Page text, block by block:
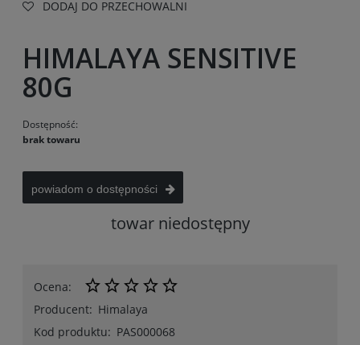
DODAJ DO PRZECHOWALNI
HIMALAYA SENSITIVE
80G
Dostępność:
brak towaru
powiadom o dostępności
towar niedostępny
Ocena:
Producent: Himalaya
Kod produktu: PAS000068